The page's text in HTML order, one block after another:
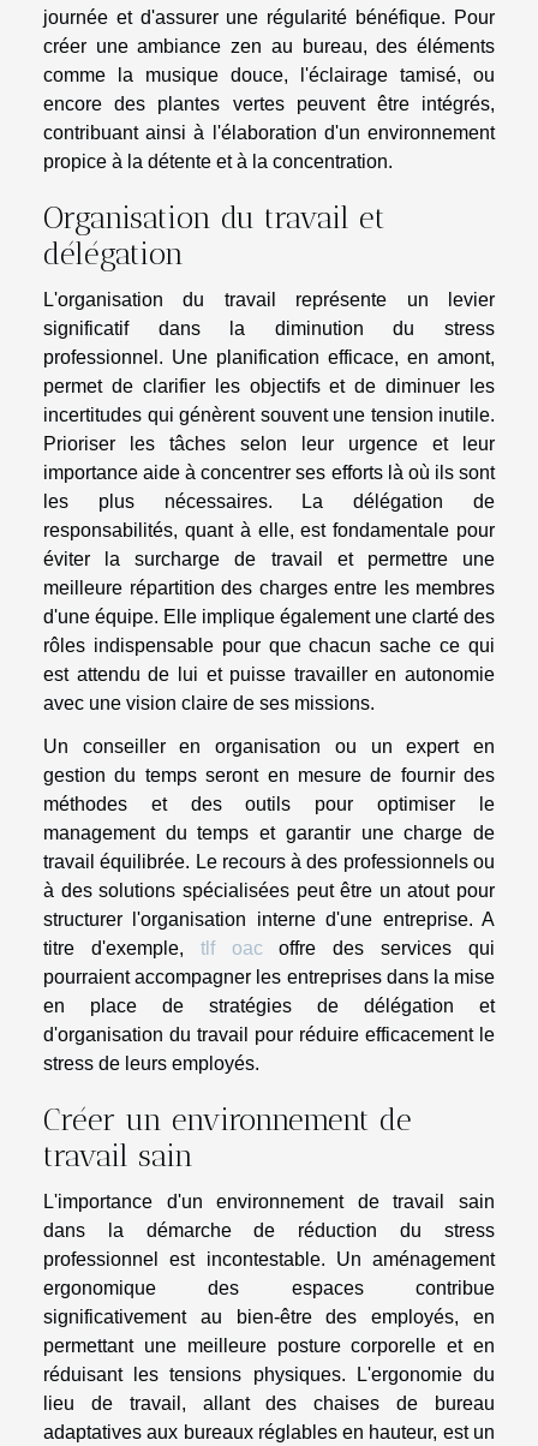
journée et d'assurer une régularité bénéfique. Pour
créer une ambiance zen au bureau, des éléments
comme la musique douce, l'éclairage tamisé, ou
encore des plantes vertes peuvent être intégrés,
contribuant ainsi à l'élaboration d'un environnement
propice à la détente et à la concentration.
Organisation du travail et
délégation
L'organisation du travail représente un levier
significatif dans la diminution du stress
professionnel. Une planification efficace, en amont,
permet de clarifier les objectifs et de diminuer les
incertitudes qui génèrent souvent une tension inutile.
Prioriser les tâches selon leur urgence et leur
importance aide à concentrer ses efforts là où ils sont
les plus nécessaires. La délégation de
responsabilités, quant à elle, est fondamentale pour
éviter la surcharge de travail et permettre une
meilleure répartition des charges entre les membres
d'une équipe. Elle implique également une clarté des
rôles indispensable pour que chacun sache ce qui
est attendu de lui et puisse travailler en autonomie
avec une vision claire de ses missions.
Un conseiller en organisation ou un expert en
gestion du temps seront en mesure de fournir des
méthodes et des outils pour optimiser le
management du temps et garantir une charge de
travail équilibrée. Le recours à des professionnels ou
à des solutions spécialisées peut être un atout pour
structurer l'organisation interne d'une entreprise. A
titre d'exemple, tlf oacoffre des services qui
pourraient accompagner les entreprises dans la mise
en place de stratégies de délégation et
d'organisation du travail pour réduire efficacement le
stress de leurs employés.
Créer un environnement de
travail sain
L'importance d'un environnement de travail sain
dans la démarche de réduction du stress
professionnel est incontestable. Un aménagement
ergonomique des espaces contribue
significativement au bien-être des employés, en
permettant une meilleure posture corporelle et en
réduisant les tensions physiques. L'ergonomie du
lieu de travail, allant des chaises de bureau
adaptatives aux bureaux réglables en hauteur, est un